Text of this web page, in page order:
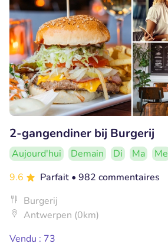
2-gangendiner bij Burgerij
Aujourd'hui Demain Di Ma Me
9.6
Parfait • 982 commentaires
Burgerij
Antwerpen (0km)
Vendu : 73